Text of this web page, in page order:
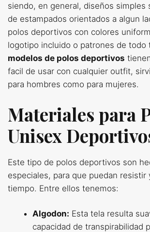
siendo, en general, diseños simples
de estampados orientados a algun
polos deportivos con colores
logotipo incluido o patrones de todo
modelos de polos deportivos
facil de usar con cualquier outfit,
para hombres como para mujeres.
Materiales para
Unisex
Este tipo de polos deportivos son
especiales, para que puedan resistir
tiempo. Entre ellos tenemos:
Algodon: Esta tela resulta
capacidad de transpirabilidad